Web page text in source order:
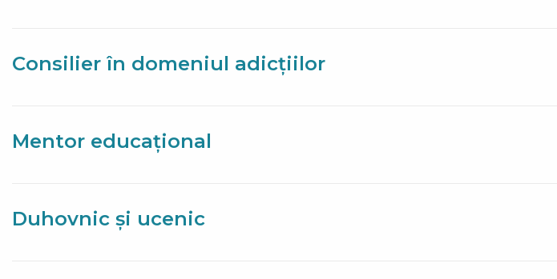
Consilier în domeniul adicțiilor
Mentor educațional
Duhovnic și ucenic